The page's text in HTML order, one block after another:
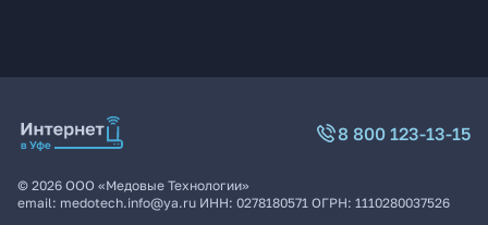
8 800 123-13-15
© 2026 ООО «Медовые Технологии»
email: medotech.info@ya.ru ИНН: 0278180571 ОГРН: 1110280037526